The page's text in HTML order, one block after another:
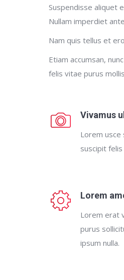
Suspendisse aliquet
Nullam imperdiet
Nam quis tellus et
Etiam accumsan,
felis vitae purus
Vivamus
Lorem
suscipit
Lorem
Lorem erat
purus
ipsum nulla.